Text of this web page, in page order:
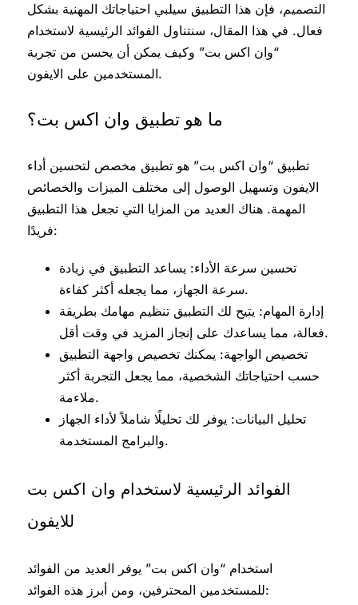
التصميم، فإن هذا التطبيق سيلبي احتياجاتك المهنية بشكل
فعال. في هذا المقال، سنتناول الفوائد الرئيسية لاستخدام
“وان اكس بت” وكيف يمكن أن يحسن من تجربة
المستخدمين على الايفون.
ما هو تطبيق وان اكس بت؟
تطبيق “وان اكس بت” هو تطبيق مخصص لتحسين أداء
الايفون وتسهيل الوصول إلى مختلف الميزات والخصائص
المهمة. هناك العديد من المزايا التي تجعل هذا التطبيق
فريدًا:
تحسين سرعة الأداء: يساعد التطبيق في زيادة
سرعة الجهاز، مما يجعله أكثر كفاءة.
إدارة المهام: يتيح لك التطبيق تنظيم مهامك بطريقة
فعالة، مما يساعدك على إنجاز المزيد في وقت أقل.
تخصيص الواجهة: يمكنك تخصيص واجهة التطبيق
حسب احتياجاتك الشخصية، مما يجعل التجربة أكثر
ملاءمة.
تحليل البيانات: يوفر لك تحليلًا شاملاً لأداء الجهاز
والبرامج المستخدمة.
الفوائد الرئيسية لاستخدام وان اكس بت
للايفون
استخدام “وان اكس بت” يوفر العديد من الفوائد
للمستخدمين المحترفين، ومن أبرز هذه الفوائد: